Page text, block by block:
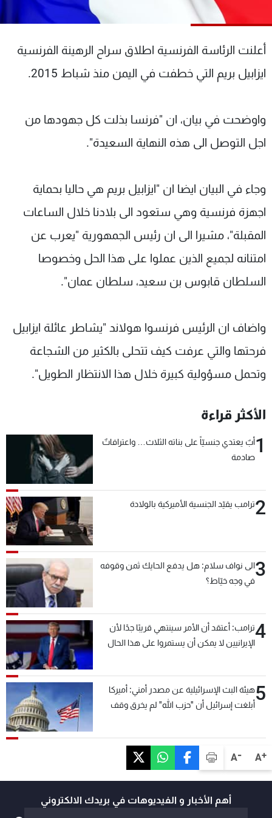
A+
A-
أعلنت الرئاسة الفرنسية اطلاق سراح الرهينة الفرنسية
ايزابيل بريم التي خطفت في اليمن منذ شباط 2015.
واوضحت في بيان، ان "فرنسا بذلت كل جهودها من
اجل التوصل الى هذه النهاية السعيدة".
وجاء في البيان ايضا ان "ايزابيل بريم هي حاليا بحماية
اجهزة فرنسية وهي ستعود الى بلادنا خلال الساعات
المقبلة"، مشيرا الى ان رئيس الجمهورية "يعرب عن
امتنانه لجميع الذين عملوا على هذا الحل وخصوصا
السلطان قابوس بن سعيد، سلطان عمان".
واضاف ان الرئيس فرنسوا هولاند "يشاطر عائلة ايزابيل
فرحتها والتي عرفت كيف تتحلى بالكثير من الشجاعة
وتحمل مسؤولية كبيرة خلال هذا الانتظار الطويل".
الأكثر قراءة
1أبٌ يعتدي جنسيّاً على بناته الثلاث… واعترافاتٌ
صادمة
2ترامب يقيّد الجنسية الأميركية بالولادة
3الى نواف سلام: هل يدفع الحايك ثمن وقوفه
في وجه خيّاط؟
4ترامب: أعتقد أن الأمر سينتهي قريبًا جدًا لأن
الإيرانيين لا يمكن أن يستمروا على هذا الحال
5هيئة البث الإسرائيلية عن مصدر أمني: أميركا
أبلغت إسرائيل أن "حزب الله" لم يخرق وقف
أهم الأخبار و الفيديوهات في بريدك الالكتروني
شاهد البرامج
الترددات
عن MTV
الإنـتـاج
وظائف
تواصل معنا